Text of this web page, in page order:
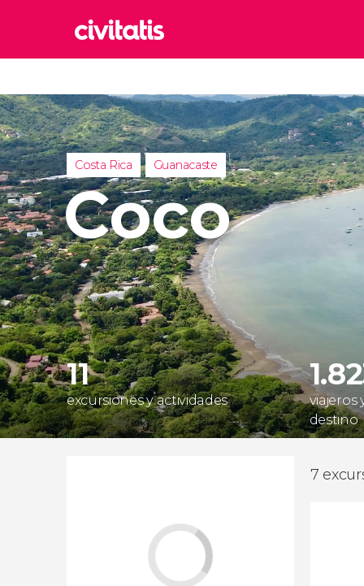
Italia
Reino
Reino
Costa Rica Guanacaste
Coco
11
excursiones y actividades
viajeros
destino
7